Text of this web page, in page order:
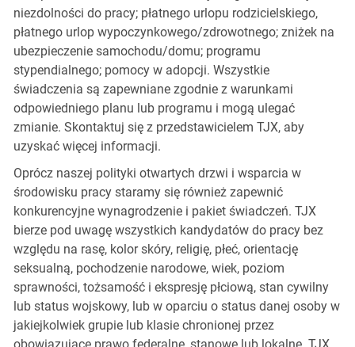
niezdolności do pracy; płatnego urlopu rodzicielskiego,
płatnego urlop wypoczynkowego/zdrowotnego; zniżek na
ubezpieczenie samochodu/domu; programu
stypendialnego; pomocy w adopcji. Wszystkie
świadczenia są zapewniane zgodnie z warunkami
odpowiedniego planu lub programu i mogą ulegać
zmianie. Skontaktuj się z przedstawicielem TJX, aby
uzyskać więcej informacji.
Oprócz naszej polityki otwartych drzwi i wsparcia w
środowisku pracy staramy się również zapewnić
konkurencyjne wynagrodzenie i pakiet świadczeń. TJX
bierze pod uwagę wszystkich kandydatów do pracy bez
względu na rasę, kolor skóry, religię, płeć, orientację
seksualną, pochodzenie narodowe, wiek, poziom
sprawności, tożsamość i ekspresję płciową, stan cywilny
lub status wojskowy, lub w oparciu o status danej osoby w
jakiejkolwiek grupie lub klasie chronionej przez
obowiązujące prawo federalne, stanowe lub lokalne. TJX